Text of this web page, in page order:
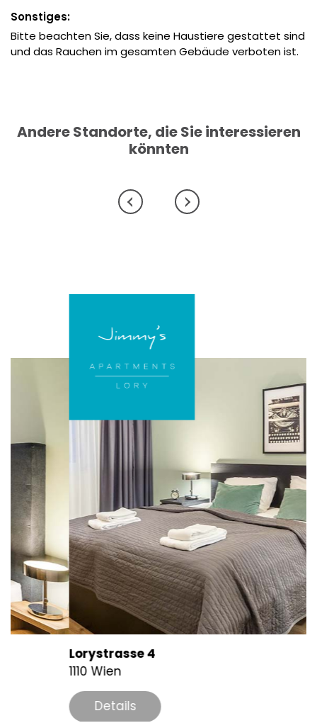
Sonstiges:
Bitte beachten Sie, dass keine Haustiere gestattet sind
und das Rauchen im gesamten Gebäude verboten ist.
Andere Standorte, die Sie interessieren
könnten
Lorystrasse 4
Details